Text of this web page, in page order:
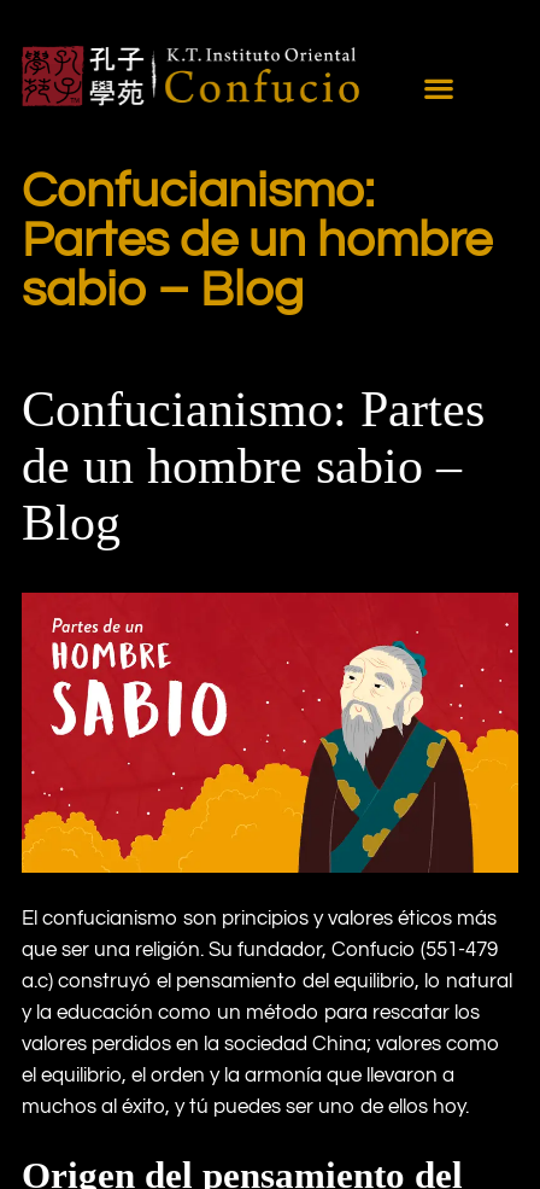
Confucianismo:
Partes de un hombre
sabio – Blog
Confucianismo: Partes
de un hombre sabio –
Blog
El confucianismo son principios y valores éticos más
que ser una religión. Su fundador, Confucio (551-479
a.c) construyó el pensamiento del equilibrio, lo natural
y la educación como un método para rescatar los
valores perdidos en la sociedad China; valores como
el equilibrio, el orden y la armonía que llevaron a
muchos al éxito, y tú puedes ser uno de ellos hoy.
Origen del pensamiento del